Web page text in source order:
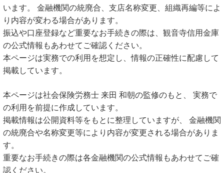
います。 金融機関の統廃合、支店名称変更、組織再編等によ
り内容が変わる場合があります。
振込や口座登録など重要なお手続きの際は、観音寺信用金庫
の公式情報もあわせてご確認ください。
本ページは実務での利用を想定し、情報の正確性に配慮して
掲載しています。
本ページは社会保険労務士 来田 和朝の監修のもと、 実務で
の利用を前提に作成しています。
掲載情報は公開資料等をもとに整理していますが、 金融機関
の統廃合や名称変更等により内容が変更される場合がありま
す。
重要なお手続きの際は各金融機関の公式情報もあわせてご確
認ください。